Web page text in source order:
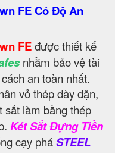
FE Có Độ An
FEđược thiết kế
nhằm bảo vệ tài
an toàn nhất.
vỏ thép dày dặn,
làm bằng thép
Két Sắt Đựng Tiền
cạy pháSTEEL